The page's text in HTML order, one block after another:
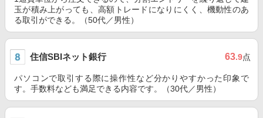
玉が積み上がっても、高額トレードになりにくく、機動性のあ
る取引ができる。（50代／男性）
住信SBIネット銀行 63.9点
パソコンで取引する際に操作性など分かりやすかった印象で
す。手数料なども満足できる内容です。（30代／男性）